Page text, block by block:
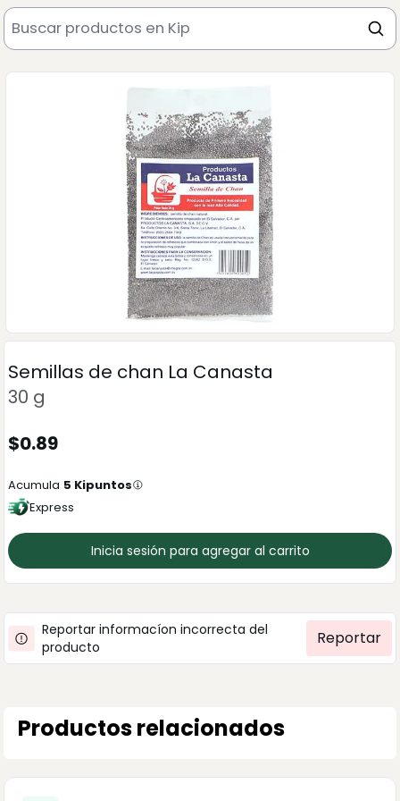
Semillas de chan La Canasta
30 g
$0.89
Acumula 5 Kipuntos
Express
Inicia sesión para agregar al carrito
Reportar informacíon incorrecta del
producto
Reportar
Productos relacionados